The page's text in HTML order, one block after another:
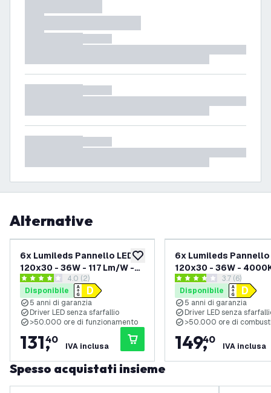
Alternative
aggiungi alla lista desideri
6x Lumileds Pannello LED
120x30 - 36W - 117 Lm/W -
3000K - UGR <22 - 5 anni di
garanzia
apri il cassetto delle recensioni
4 stelle di valutazione
4.0 (2)
Disponibile
5 anni di garanzia
Driver LED senza sfarfallio
>50.000 ore di funzionamento
131,
40
IVA inclusa
6x Lumileds Pannello
120x30 - 36W -
lm/W - UGR <22 - 5
garanzia
apri il
3.7 stelle di valutazione
3.7 (6)
Disponibile
5 anni di garanzia
Driver LED senza
>50.000 ore di
149,
40
IVA inclusa
Spesso acquistati insieme